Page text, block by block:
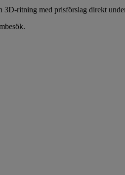
3D-ritning med prisförslag direkt